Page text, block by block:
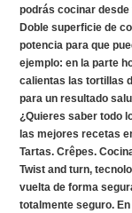
podrás cocinar
Doble superficie de
potencia para que
ejemplo: en la parte
calientas las tortillas
para un resultado
¿Quieres saber todo
las mejores recetas
Tartas. Crêpes.
Twist and turn,
vuelta de forma
totalmente seguro.